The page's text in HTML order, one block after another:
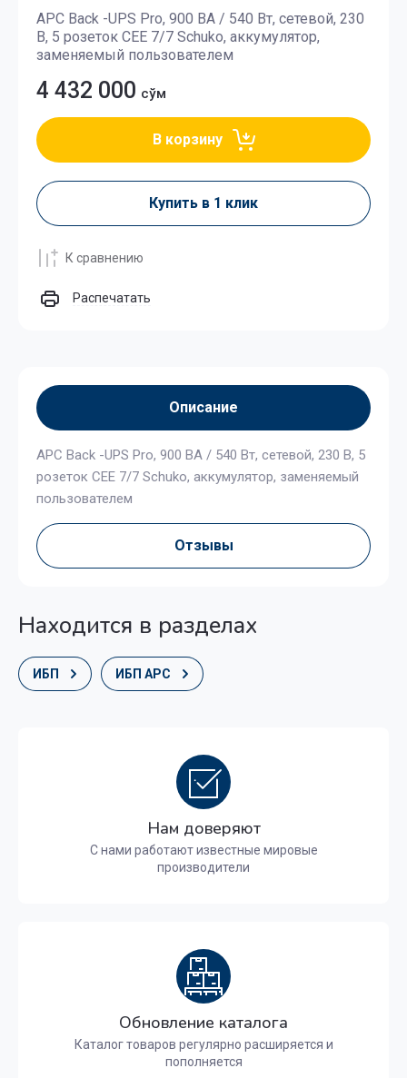
APC Back -UPS Pro, 900 ВА / 540 Вт, сетевой, 230
В, 5 розеток CEE 7/7 Schuko, аккумулятор,
заменяемый пользователем
4 432 000 сўм
В корзину
Купить в 1 клик
К сравнению
Распечатать
Описание
APC Back -UPS Pro, 900 ВА / 540 Вт, сетевой, 230 В, 5
розеток CEE 7/7 Schuko, аккумулятор, заменяемый
пользователем
Отзывы
Находится в разделах
ИБП ИБП APC
Нам доверяют
С нами работают известные мировые
производители
Обновление каталога
Каталог товаров регулярно расширяется и
пополняется